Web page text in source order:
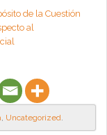
de la Cuestión
al
Uncategorized